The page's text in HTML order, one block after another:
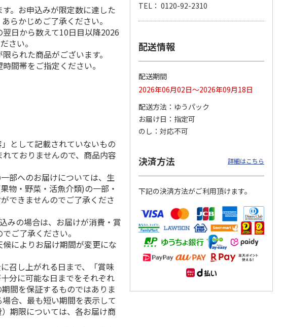
＜沼津深海プリン工
【冷凍】三國シェフ
6個セット(クレー…
5.0
（4）
4,320円
(送料・税込)
くちバーム詰合せ
。お申込みが限定数に達した
らかじめご了承ください。
日から数えて10日目以降2026
さい。
られた商品がございます。
間帯をご指定ください。
として記載されていないもの
ておりませんので、商品内容
部へのお届けについては、生
物・野菜・活魚介類)の一部・
できませんのでご了承くださ
みの場合は、お届けが消費・賞
ご了承ください。
によりお届け期間が変更にな
召し上がれる日まで、「賞味
分に可能な日までをそれぞれ
間を保証するものではありま
合、最も短い期間を表示して
期限については、各お届け商
TEL： 0120-92-2310
配送情報
配送期間
2026年06月02日～2026年09月18日
配送方法
ゆうパック
お届け日
指定可
のし
対応不可
決済方法 詳細はこちら
下記の決済方法がご利用頂けます。